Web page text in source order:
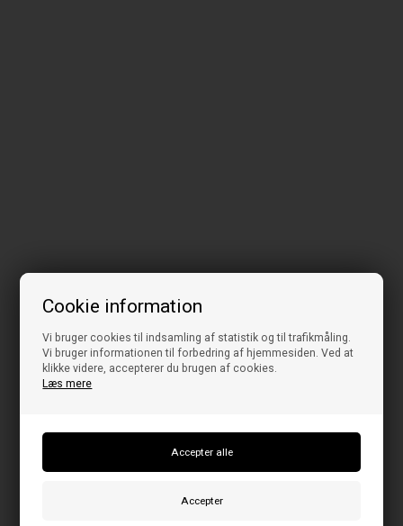
Cookie information
Vi bruger cookies til indsamling af statistik og til trafikmåling.
Vi bruger informationen til forbedring af hjemmesiden. Ved at
klikke videre, accepterer du brugen af cookies.
Læs mere